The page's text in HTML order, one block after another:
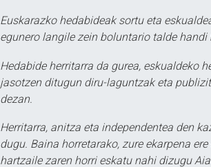
Euskarazko hedabideak sortu eta
egunero langile zein boluntario talde handi
Hedabide herritarra da gurea, eskualdeko
jasotzen ditugun diru-laguntzak eta
dezan.
Herritarra, anitza eta independentea den
dugu. Baina horretarako, zure ekarpena
hartzaile zaren horri eskatu nahi dizugu